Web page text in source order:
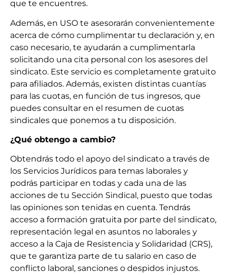
que te encuentres.
Además, en USO te asesorarán convenientemente
acerca de cómo cumplimentar tu declaración y, en
caso necesario, te ayudarán a cumplimentarla
solicitando una cita personal con los asesores del
sindicato. Este servicio es completamente gratuito
para afiliados. Además, existen distintas cuantías
para las cuotas, en función de tus ingresos, que
puedes consultar en el resumen de cuotas
sindicales que ponemos a tu disposición.
¿Qué obtengo a cambio?
Obtendrás todo el apoyo del sindicato a través de
los Servicios Jurídicos para temas laborales y
podrás participar en todas y cada una de las
acciones de tu Sección Sindical, puesto que todas
las opiniones son tenidas en cuenta. Tendrás
acceso a formación gratuita por parte del sindicato,
representación legal en asuntos no laborales y
acceso a la Caja de Resistencia y Solidaridad (CRS),
que te garantiza parte de tu salario en caso de
conflicto laboral, sanciones o despidos injustos.